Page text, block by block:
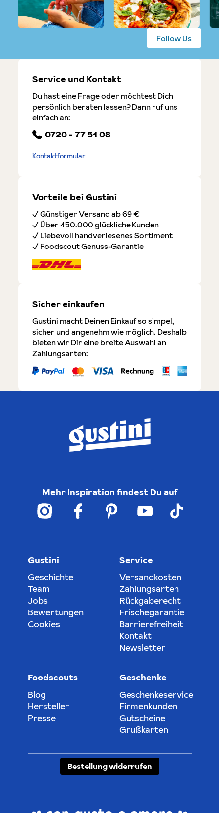
Follow Us
Service und Kontakt
Du hast eine Frage oder möchtest Dich
persönlich beraten lassen? Dann ruf uns
einfach an:
0720 - 77 51 08
Kontaktformular
Vorteile bei Gustini
✓ Günstiger Versand ab 69 €
✓ Über 450.000 glückliche Kunden
✓ Liebevoll handverlesenes Sortiment
✓ Foodscout Genuss-Garantie
Sicher einkaufen
Gustini macht Deinen Einkauf so simpel,
sicher und angenehm wie möglich. Deshalb
bieten wir Dir eine breite Auswahl an
Zahlungsarten:
Mehr Inspiration findest Du auf
Gustini
Geschichte
Team
Jobs
Bewertungen
Cookies
Service
Versandkosten
Zahlungsarten
Rückgaberecht
Frischegarantie
Barrierefreiheit
Kontakt
Newsletter
Foodscouts
Blog
Hersteller
Presse
Geschenke
Geschenkeservice
Firmenkunden
Gutscheine
Grußkarten
Bestellung widerrufen